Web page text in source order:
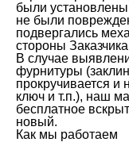
были
не были
подвергались
стороны
В случае
фурнитуры
прокручивается и
ключ и т.п.), наш
бесплатное
новый.
Как мы работаем